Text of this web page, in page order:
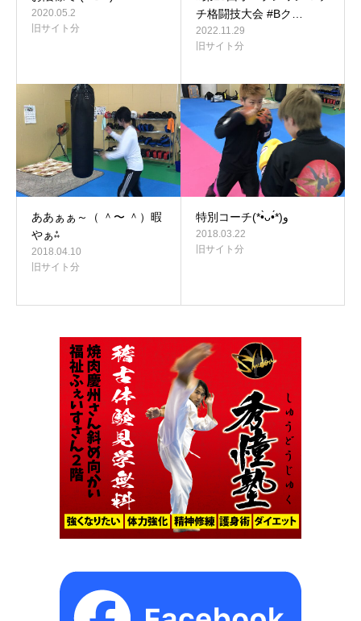
2020.05.2
旧サイト分
チ格闘技大会 #Bク…
2022.11.29
旧サイト分
ああぁぁ～（ ＾〜 ＾）暇
やぁ⁂
2018.04.10
旧サイト分
特別コーチ(*•̀ᴗ•́*)و
2018.03.22
旧サイト分